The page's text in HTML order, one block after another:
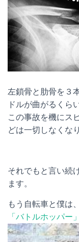
左鎖骨と肋骨を３
ドルが曲がるくら
この事故を機にス
どは一切しなくな
それでもと言い続
ます。
もう自転車と僕は、
「バトルホッパー」